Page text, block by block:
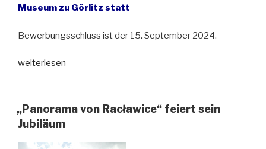
Museum zu Görlitz statt
Bewerbungsschluss ist der 15. September 2024.
„Ausschreibung
Schlesien-
Kolloquium
weiterlesen
„Panorama von Racławice“ feiert sein
Jubiläum